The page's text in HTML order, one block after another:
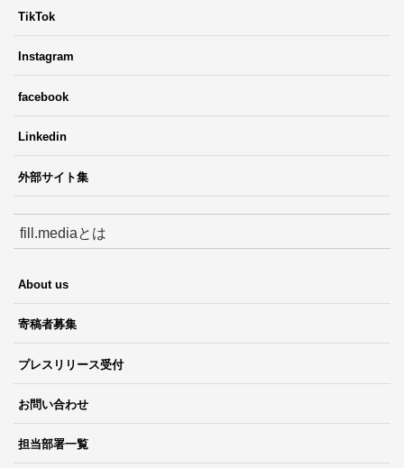
TikTok
Instagram
facebook
Linkedin
外部サイト集
fill.mediaとは
About us
寄稿者募集
プレスリリース受付
お問い合わせ
担当部署一覧